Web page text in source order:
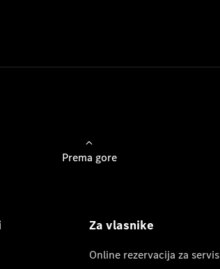
Prema gore
Za vlasnike
Online rezervacija za servis